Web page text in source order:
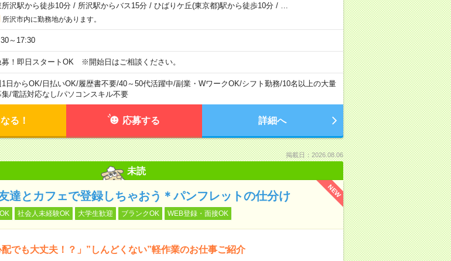
所沢駅から徒歩10分/ 所沢駅からバス15分/ ひばりケ丘(東京都)駅から徒歩10分/
所沢市内に勤務地があります。
～17:30
募！即日スタートOK ※開始日はご相談ください。
1日からOK/日払いOK/履歴書不要/40～50代活躍中/副業・WワークOK/シフト勤務/10名以上の大量
集/電話対応なし/パソコンスキル不要
る！ 応募する 詳細へ
掲載日：2026.08.06
未読
NEW
達とカフェで登録しちゃおう＊パンフレットの仕分け
社会人未経験OK 大学生歓迎 ブランクOK WEB登録・面接OK
配でも大丈夫！？」”しんどくない”軽作業のお仕事ご紹介